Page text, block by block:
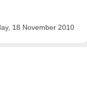
18 November 2010